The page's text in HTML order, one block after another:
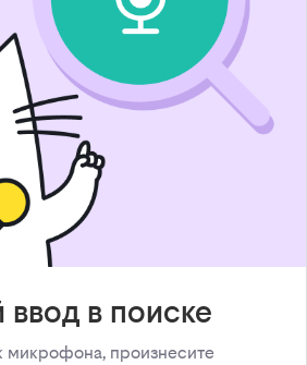
ввод в поиске
микрофона, произнесите